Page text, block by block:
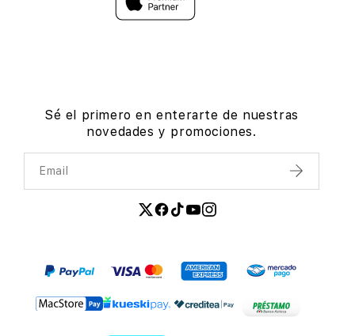
Sé el primero en enterarte de nuestras
novedades y promociones.
Email